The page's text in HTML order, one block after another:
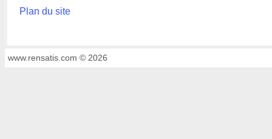
Plan du site
www.rensatis.com © 2026